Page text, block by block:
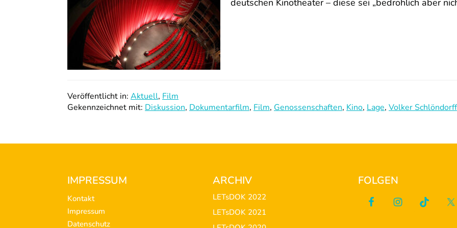
deutschen Kinotheater – diese sei „bedrohlich aber
Veröffentlicht in: Aktuell, Film
Gekennzeichnet mit: Diskussion, Dokumentarfilm, Film, Genossenschaften, Kino, Lage, Volker Schlöndorff
IMPRESSUM
Kontakt
Impressum
Datenschutz
ARCHIV
LETsDOK 2022
LETsDOK 2021
FOLGEN